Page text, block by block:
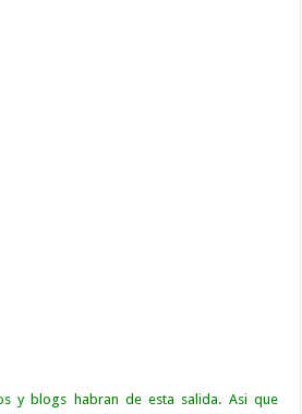
y blogs habran de esta salida. Asi que